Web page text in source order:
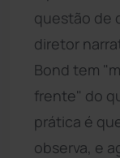
questão de
diretor
Bond tem
frente" do
prática é
observa, e